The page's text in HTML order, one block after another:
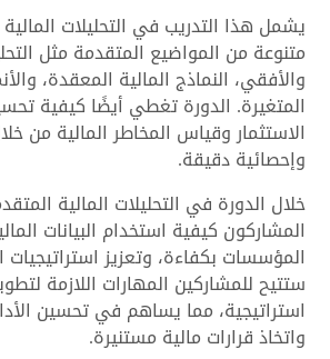
يشمل هذا التدريب في التحليلات
متنوعة من المواضيع المتقدمة مثل
والأفقي، النماذج المالية المعقدة،
المتغيرة. الدورة تغطي أيضًا كيفية
الاستثمار وقياس المخاطر المالية من
وإحصائية دقيقة.
خلال الدورة في التحليلات المالية
المشاركون كيفية استخدام البيانات
المؤسسات بكفاءة، وتعزيز استراتيجيات
ستتيح للمشاركين المهارات اللازمة
استراتيجية، مما يساهم في تحسين
واتخاذ قرارات مالية مستنيرة.